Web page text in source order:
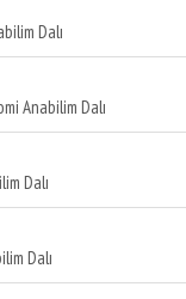
Dalı
Anabilim Dalı
Dalı
Dalı